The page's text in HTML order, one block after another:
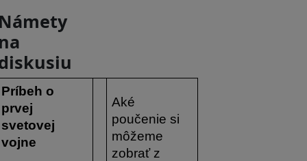
Príbeh o
prvej
svetovej
vojne
Aké
poučenie si
môžeme
zobrať z